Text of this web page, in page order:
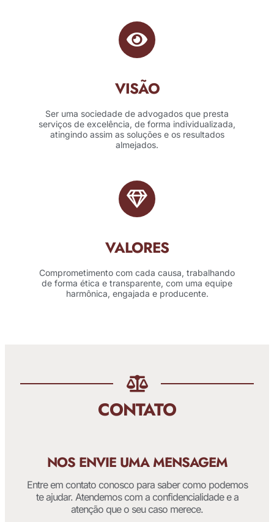
VISÃO
Ser uma sociedade de advogados que presta
serviços de excelência, de forma individualizada,
atingindo assim as soluções e os resultados
almejados.
VALORES
Comprometimento com cada causa, trabalhando
de forma ética e transparente, com uma equipe
harmônica, engajada e producente.
CONTATO
NOS ENVIE UMA MENSAGEM
Entre em contato conosco para saber como podemos
te ajudar. Atendemos com a confidencialidade e a
atenção que o seu caso merece.